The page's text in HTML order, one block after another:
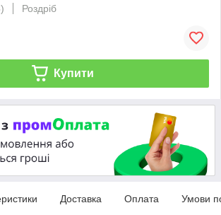
Роздріб
Купити
Доставка Оплата Умови